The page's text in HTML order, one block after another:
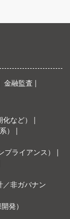
金融監査
など）
）
ライアンス）
／非ガバナン
発）